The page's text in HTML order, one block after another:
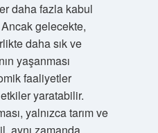
daha fazla kabul
Ancak gelecekte,
daha sık ve
yaşanması
faaliyetler
yaratabilir.
yalnızca tarım ve